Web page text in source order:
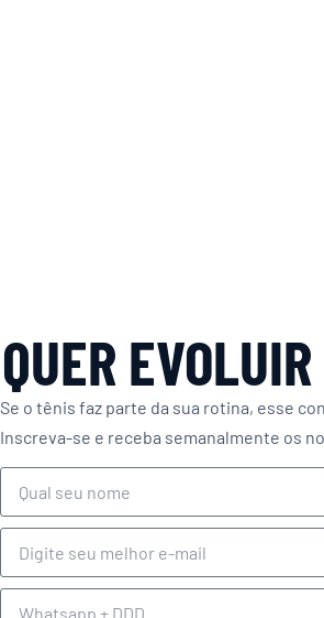
QUER
Se o tênis faz parte da sua rotina, esse
Inscreva-se e receba semanalmente os